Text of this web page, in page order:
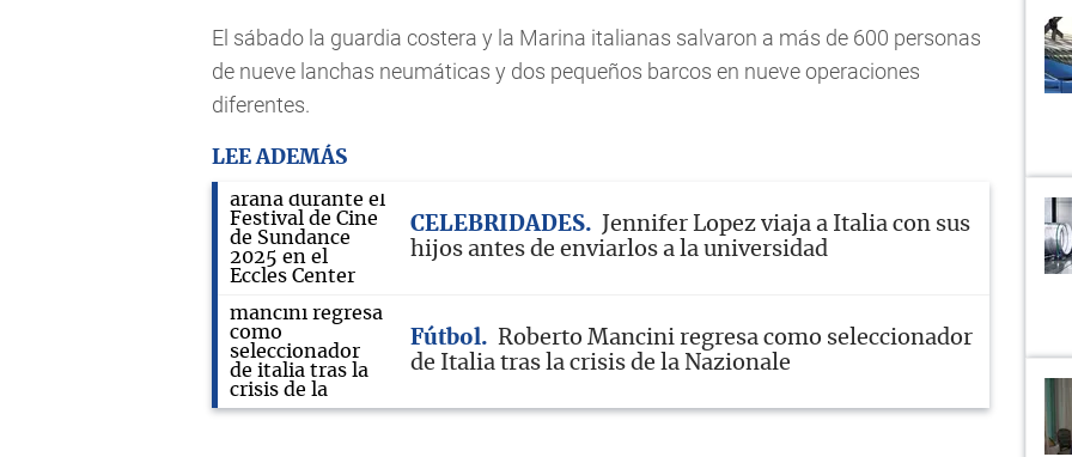
El sábado la guardia costera y la Marina italianas salvaron a más de 600 personas
de nueve lanchas neumáticas y dos pequeños barcos en nueve operaciones
diferentes.
LEE ADEMÁS
CELEBRIDADES
Jennifer Lopez viaja a Italia con sus
hijos antes de enviarlos a la universidad
Fútbol
Roberto Mancini regresa como seleccionador
de Italia tras la crisis de la Nazionale